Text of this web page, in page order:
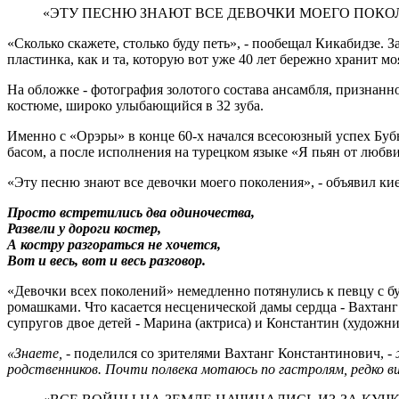
«ЭТУ ПЕСНЮ ЗНАЮТ ВСЕ ДЕВОЧКИ МОЕГО
«Сколько скажете, столько буду петь», - пообещал Кикабидзе.
пластинка, как и та, которую вот уже 40 лет бережно хранит
На обложке - фотография золотого состава ансамбля,
костюме, широко улыбающийся в 32 зуба.
Именно с «Орэры» в конце 60-х начался всесоюзный успех
басом, а после исполнения на турецком языке «Я пьян от
«Эту песню знают все девочки моего поколения», - объявил
Просто встретились два одиночества,
Развели у дороги костер,
А костру разгораться не хочется,
Вот и весь, вот и весь разговор.
«Девочки всех поколений» немедленно потянулись к певцу с
ромашками. Что касается несценической дамы сердца -
супругов двое детей - Марина (актриса) и Константин
«Знаете, - поделился со зрителями Вахтанг Константинович, -
родственников. Почти полвека мотаюсь по гастролям, редко